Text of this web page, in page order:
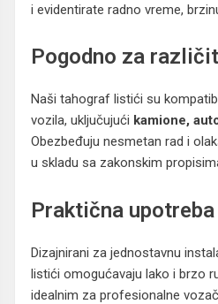
i evidentirate radno vreme,
Pogodno za
Naši tahograf listići su
vozila, uključujući kamione,
Obezbeđuju nesmetan rad i
u skladu sa zakonskim
Praktična upotreba
Dizajnirani za jednostavnu
listići omogućavaju lako i brzo
idealnim za profesionalne